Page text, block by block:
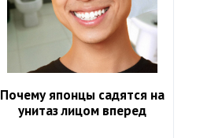
Почему японцы садятся на
унитаз лицом вперед